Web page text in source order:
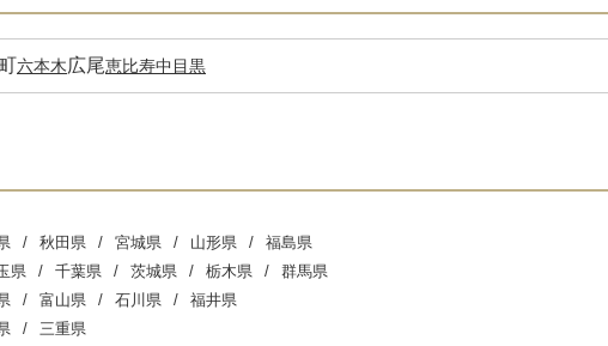
六本木広尾恵比寿中目黒
秋田県 宮城県 山形県 福島県
県 千葉県 茨城県 栃木県 群馬県
富山県 石川県 福井県
三重県